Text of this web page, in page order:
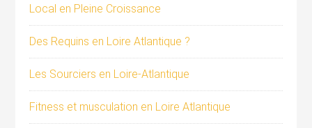
Local en Pleine Croissance
Des Requins en Loire Atlantique ?
Les Sourciers en Loire-Atlantique
Fitness et musculation en Loire Atlantique